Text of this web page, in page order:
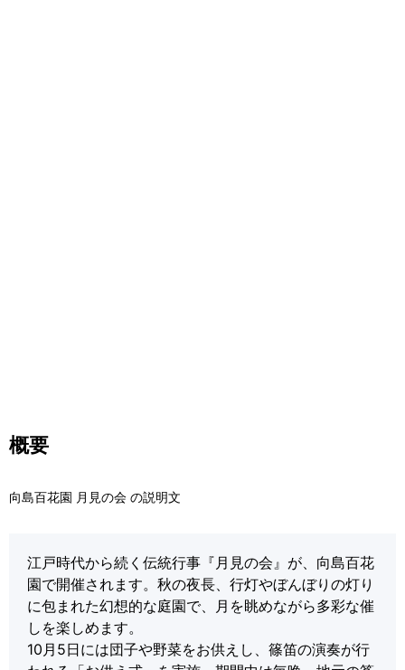
概要
向島百花園 月見の会 の説明文
江戸時代から続く伝統行事『月見の会』が、向島百花
園で開催されます。秋の夜長、行灯やぼんぼりの灯り
に包まれた幻想的な庭園で、月を眺めながら多彩な催
しを楽しめます。
10月5日には団子や野菜をお供えし、篠笛の演奏が行